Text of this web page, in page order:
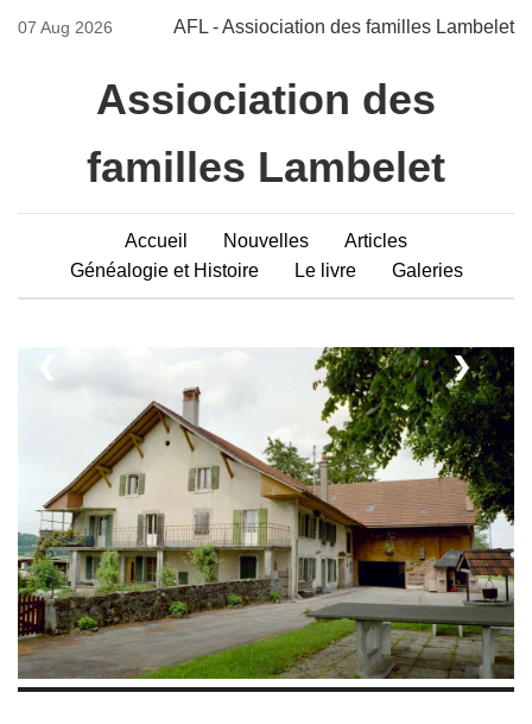
07 Aug 2026 AFL - Assiociation des familles Lambelet
Assiociation des
familles Lambelet
Accueil Nouvelles
Articles
Généalogie et Histoire
Le livre Galeries
❯